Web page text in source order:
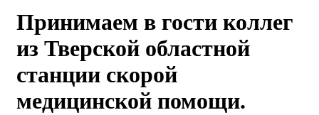
Принимаем в гости коллег
из Тверской областной
станции скорой
медицинской помощи.